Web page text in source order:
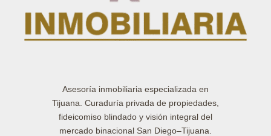
Asesoría inmobiliaria especializada en
Tijuana. Curaduría privada de propiedades,
fideicomiso blindado y visión integral del
mercado binacional San Diego–Tijuana.